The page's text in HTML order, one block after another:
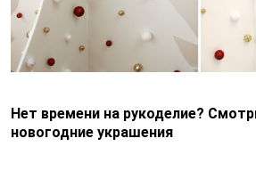
Нет времени на рукоделие?
новогодние украшения